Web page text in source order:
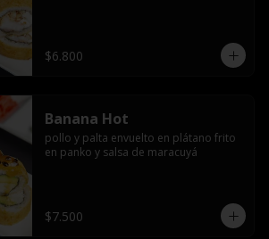
$6.800
Banana Hot
pollo y palta envuelto en plátano frito
en panko y salsa de maracuyá
$7.500